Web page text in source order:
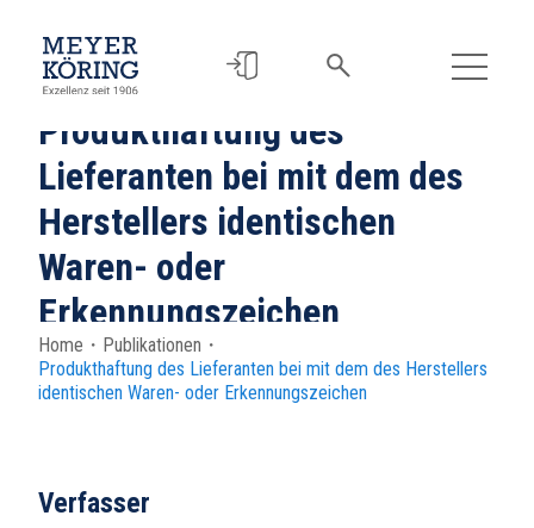
Produkthaftung des
Lieferanten bei mit dem des
Herstellers identischen
Waren- oder
Erkennungszeichen
Home ・ Publikationen ・
Produkthaftung des Lieferanten bei mit dem des Herstellers
identischen Waren- oder Erkennungszeichen
Verfasser